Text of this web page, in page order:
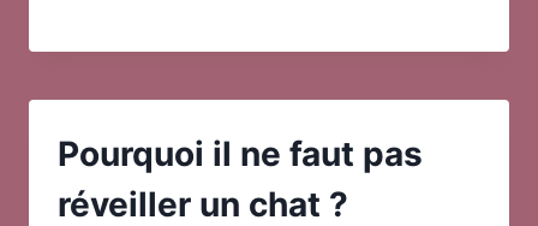
Pourquoi il ne faut pas
réveiller un chat ?